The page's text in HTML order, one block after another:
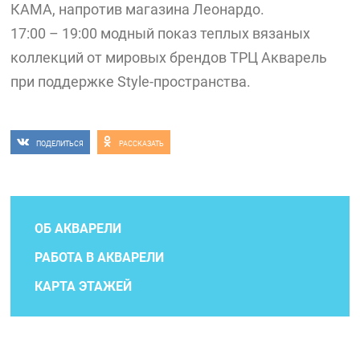
КАМА, напротив магазина Леонардо.
17:00 – 19:00 модный показ теплых вязаных
коллекций от мировых брендов ТРЦ Акварель
при поддержке Style-пространства.
ПОДЕЛИТЬСЯ РАССКАЗАТЬ
ОБ АКВАРЕЛИ
РАБОТА В АКВАРЕЛИ
КАРТА ЭТАЖЕЙ